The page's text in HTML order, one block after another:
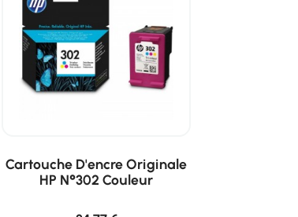
Cartouche D'encre Originale
HP N°302 Couleur